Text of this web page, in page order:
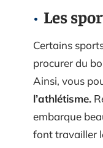
Les
Certains
procurer du
Ainsi, vous
l’athlétisme.
embarque
font travailler